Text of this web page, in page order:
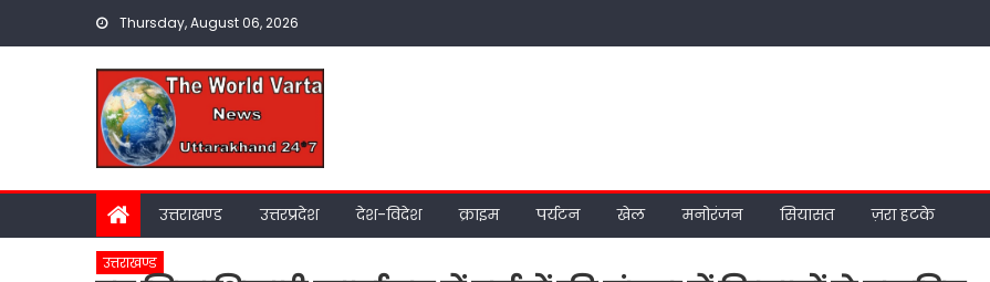
Thursday, August 06, 2026
उत्तराखण्ड उत्तरप्रदेश देश-विदेश क्राइम पर्यटन खेल मनोरंजन सियासत ज़रा हटके
उत्तराखण्ड